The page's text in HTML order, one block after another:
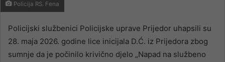
an
Policija RS. Fena
Policijski službenici Policijske uprave Prijedor uhapsili su
28. maja 2026. godine lice inicijala D.Ć. iz Prijedora zbog
sumnje da je počinilo krivično djelo „Napad na službeno